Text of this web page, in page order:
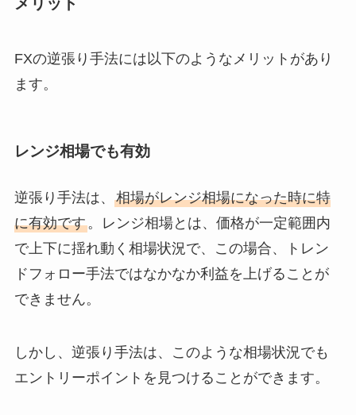
メリット
FXの逆張り手法には以下のようなメリットがあり
ます。
レンジ相場でも有効
逆張り手法は、 相場がレンジ相場になった時に特
に有効です。レンジ相場とは、価格が一定範囲内
で上下に揺れ動く相場状況で、この場合、トレン
ドフォロー手法ではなかなか利益を上げることが
できません。
しかし、逆張り手法は、このような相場状況でも
エントリーポイントを見つけることができます。